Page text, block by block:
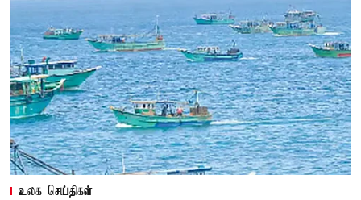
உலக செய்திகள்